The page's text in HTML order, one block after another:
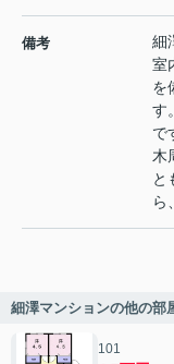
備考
細
室
を
す
で
木
と
ら
細澤マンションの他の部
101